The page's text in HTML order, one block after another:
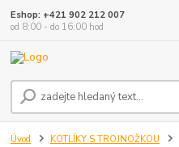
Eshop: +421 902 212 007
od 8:00 - do 16:00 hod
Úvod KOTLÍKY S TROJNOŽKOU